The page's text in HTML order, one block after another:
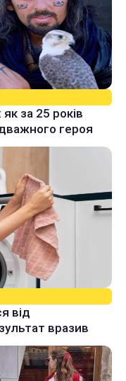
за 25 років
героя
від
вразив